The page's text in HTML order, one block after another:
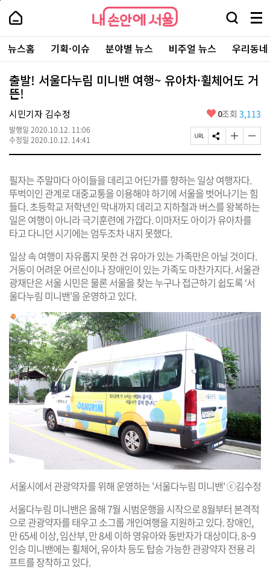
본
로
가
내
손
안
에
서
울
-
서
울
시
대
표
소
통
포
내
손
에
울
검
창
열
기
메
뉴
전
체
보
기
주
요
서
뉴스홈 기획·이슈 분야별 뉴스 비주얼 뉴스 우리동
출발! 서울다누림 미니밴 여행~ 유아차·휠체어도 거
뜬!
시민기자 김수정
발행일 2020.10.12. 11:06
수정일 2020.10.12. 14:41
좋
요
0조회 3,113
페
이
R
L
복
사
S
N
유
하
기
글
자
크
게
변
경
하
글
자
게
변
경
필자는 주말마다 아이들을 데리고 어딘가를 향하는 일상 여행자다.
뚜벅이인 관계로 대중교통을 이용해야 하기에 서울을 벗어나기는 힘
들다. 초등학교 저학년인 막내까지 데리고 지하철과 버스를 왕복하는
일은 여행이 아니라 극기훈련에 가깝다. 이마저도 아이가 유아차를
타고 다니던 시기에는 엄두조차 내지 못했다.
일상 속 여행이 자유롭지 못한 건 유아가 있는 가족만은 아닐 것이다.
거동이 어려운 어르신이나 장애인이 있는 가족도 마찬가지다. 서울관
광재단은 서울 시민은 물론 서울을 찾는 누구나 접근하기 쉽도록 ‘서
울다누림 미니밴’을 운영하고 있다.
서울시에서 관광약자를 위해 운영하는 '서울다누림 미니밴' ⓒ김수정
서울다누림 미니밴은 올해 7월 시범운행을 시작으로 8월부터 본격적
으로 관광약자를 태우고 소그룹 개인여행을 지원하고 있다. 장애인,
만 65세 이상, 임산부, 만 8세 이하 영유아와 동반자가 대상이다. 8~9
인승 미니밴에는 휠체어, 유아차 등도 탑승 가능한 관광약자 전용 리
프트를 장착하고 있다.
페
상
단
로